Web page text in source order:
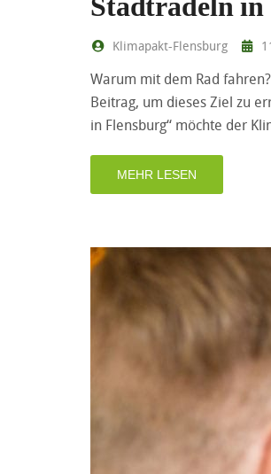
Klimapakt-Flensburg
Warum mit dem Rad
Beitrag, um dieses Ziel zu
in Flensburg“ möchte der
MEHR LESEN